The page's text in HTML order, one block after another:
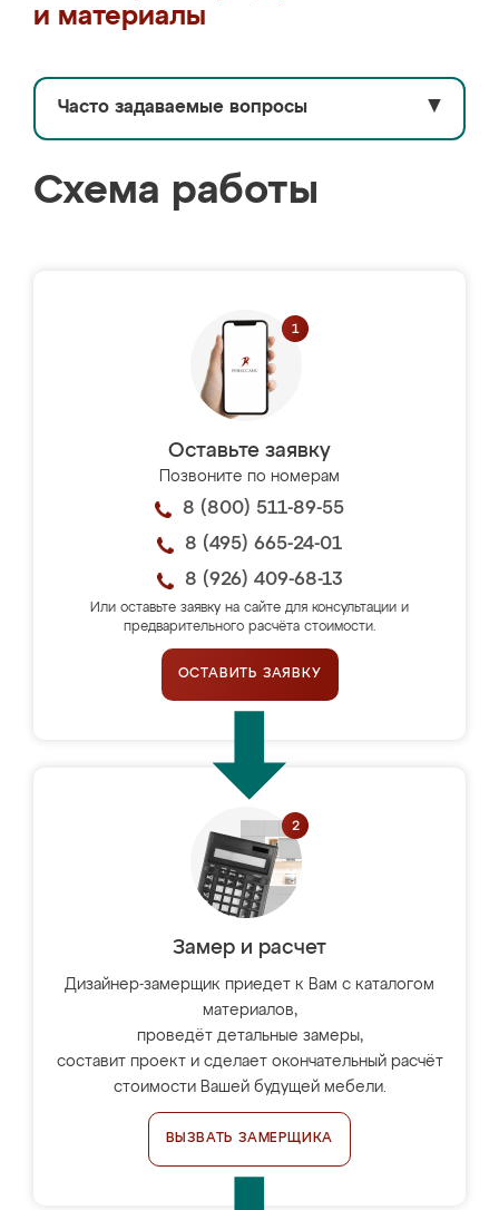
и материалы
Часто задаваемые вопросы ▼
Схема работы
Оставьте заявку
Позвоните по номерам
8 (800) 511-89-55
8 (495) 665-24-01
8 (926) 409-68-13
Или оставьте заявку на сайте для консультации и
предварительного расчёта стоимости.
ОСТАВИТЬ ЗАЯВКУ
Замер и расчет
Дизайнер-замерщик приедет к Вам с каталогом
материалов,
проведёт детальные замеры,
составит проект и сделает окончательный расчёт
стоимости Вашей будущей мебели.
ВЫЗВАТЬ ЗАМЕРЩИКА